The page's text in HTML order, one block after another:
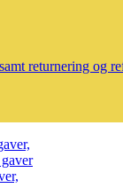
returnering og